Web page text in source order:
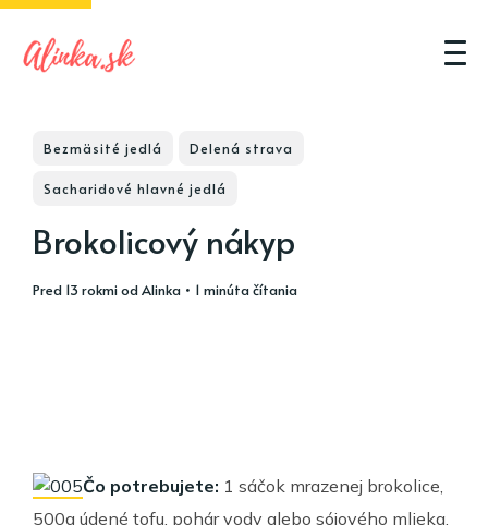
Bezmäsité jedlá Delená strava
Sacharidové hlavné jedlá
Brokolicový nákyp
pred 13 rokmiodAlinka • 1 minúta čítania
Čo potrebujete: 1 sáčok mrazenej brokolice,
500g údené tofu, pohár vody alebo sójového mlieka,